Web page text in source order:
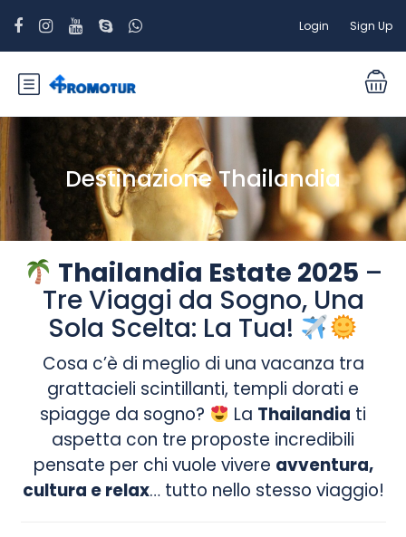
Login Sign Up
Destinazione Thailandia
Thailandia Estate 2025 –
Tre Viaggi da Sogno, Una
Sola Scelta: La Tua!
Cosa c’è di meglio di una vacanza tra
grattacieli scintillanti, templi dorati e
spiagge da sogno?
La Thailandia ti
aspetta con tre proposte incredibili
pensate per chi vuole vivere avventura,
cultura e relax… tutto nello stesso viaggio!